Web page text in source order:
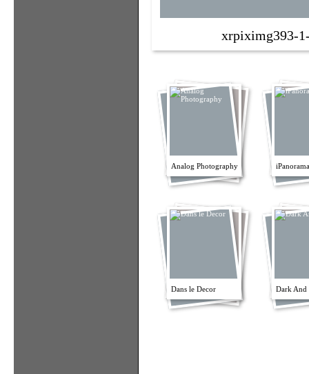
xrpiximg393-
Analog Photography
Dans le Decor Dark